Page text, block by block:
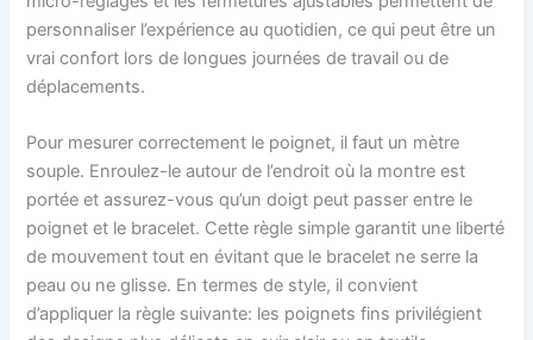
personnaliser l’expérience au quotidien, ce qui peut être un
vrai confort lors de longues journées de travail ou de
déplacements.
Pour mesurer correctement le poignet, il faut un mètre
souple. Enroulez-le autour de l’endroit où la montre est
portée et assurez-vous qu’un doigt peut passer entre le
poignet et le bracelet. Cette règle simple garantit une liberté
de mouvement tout en évitant que le bracelet ne serre la
peau ou ne glisse. En termes de style, il convient
d’appliquer la règle suivante: les poignets fins privilégient